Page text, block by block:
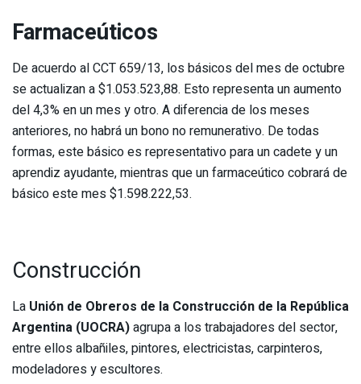
Farmaceúticos
De acuerdo al CCT 659/13, los básicos del mes de octubre
se actualizan a $1.053.523,88. Esto representa un aumento
del 4,3% en un mes y otro. A diferencia de los meses
anteriores, no habrá un bono no remunerativo. De todas
formas, este básico es representativo para un cadete y un
aprendiz ayudante, mientras que un farmaceútico cobrará de
básico este mes $1.598.222,53.
Construcción
La Unión de Obreros de la Construcción de la República
Argentina (UOCRA)agrupa a los trabajadores del sector,
entre ellos albañiles, pintores, electricistas, carpinteros,
modeladores y escultores.